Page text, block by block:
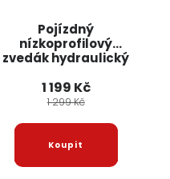
Pojízdný
nízkoprofilový
zvedák hydraulický
1 199 Kč
1 299 Kč